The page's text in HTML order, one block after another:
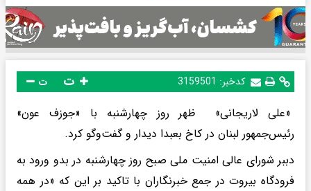
کدخبر: 3159501 ت
«علی لاریجانی» ظهر روز چهارشنبه با «جوزف عون»
رئیس‌جمهور لبنان در کاخ بعبدا دیدار و گفت‌وگو کرد.
دببر شورای عالی امنیت ملی صبح روز چهارشنبه در بدو ورود به
فرودگاه بیروت در جمع خبرنگاران با تاکید بر این که «در همه